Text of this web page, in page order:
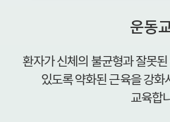
운동
환자가 신체의 불균형과 잘못
있도록 약화된 근육을 강
교육합